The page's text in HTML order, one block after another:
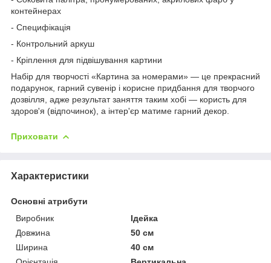
контейнерах
- Специфікація
- Контрольний аркуш
- Кріплення для підвішування картини
Набір для творчості «Картина за номерами» — це прекрасний
подарунок, гарний сувенір і корисне придбання для творчого
дозвілля, адже результат заняття таким хобі — користь для
здоров'я (відпочинок), а інтер'єр матиме гарний декор.
Приховати
Характеристики
Основні атрибути
Виробник
Ідейка
Довжина
50 см
Ширина
40 см